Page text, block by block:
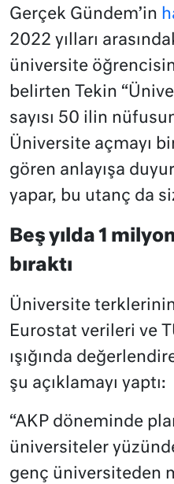
Gerçek Gündem’in
2022 yılları
üniversite
belirten Tekin
sayısı 50 ilin
Üniversite açmayı
gören anlayışa
yapar, bu utanç da
Beş yılda 1
bıraktı
Üniversite
Eurostat verileri ve
ışığında
şu açıklamayı yaptı:
“AKP döneminde
üniversiteler
genç üniversiteden